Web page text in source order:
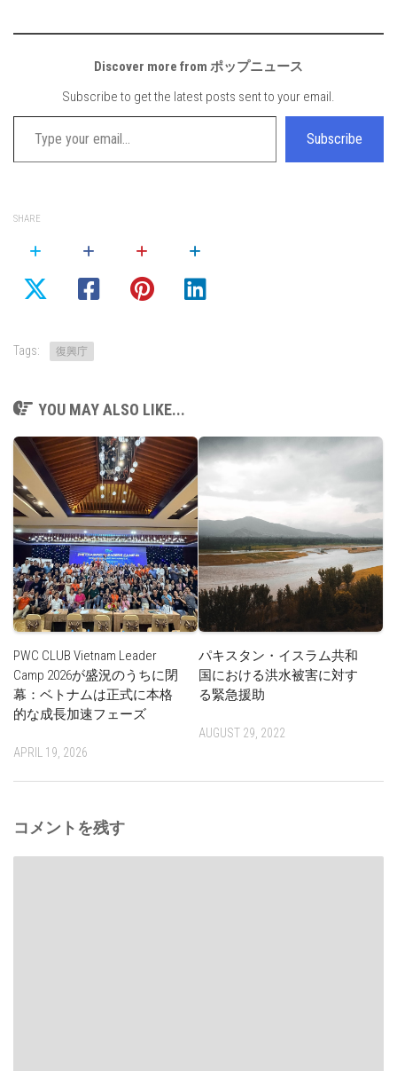
Discover more from ポップニュース
Subscribe to get the latest posts sent to your email.
Type your email…
Subscribe
SHARE
Tags: 復興庁
YOU MAY ALSO LIKE...
PWC CLUB Vietnam Leader
Camp 2026が盛況のうちに閉
幕：ベトナムは正式に本格
的な成長加速フェーズ
APRIL 19, 2026
パキスタン・イスラム共和
国における洪水被害に対す
る緊急援助
AUGUST 29, 2022
コメントを残す